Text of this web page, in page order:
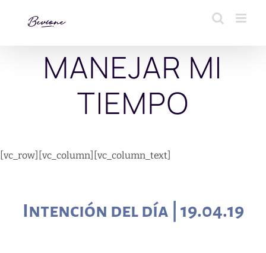
MANEJAR MI
TIEMPO
[vc_row][vc_column][vc_column_text]
Intención del día | 19.04.19